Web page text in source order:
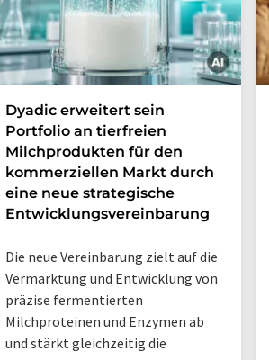
Dyadic erweitert sein
Portfolio an tierfreien
Milchprodukten für den
kommerziellen Markt durch
eine neue strategische
Entwicklungsvereinbarung
Die neue Vereinbarung zielt auf die
Vermarktung und Entwicklung von
präzise fermentierten
Milchproteinen und Enzymen ab
und stärkt gleichzeitig die